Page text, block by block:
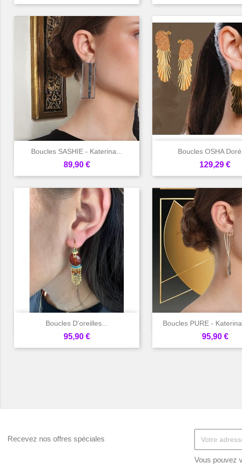
Boucles SASHIE - Katerina...
Prix
89,90 €
 Aperçu rapide Boucles OSHA Doré
Prix
129,29 €
Aperçu
Boucles D'oreilles...
Prix
95,90 €
Aperçu rapide Boucles PURE -
Prix
95,90 €
Aperçu
Recevez nos offres spéciales
Vous pouvez